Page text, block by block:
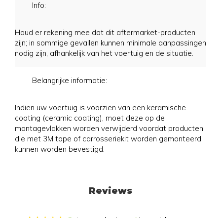
Info:
Houd er rekening mee dat dit aftermarket-producten
zijn; in sommige gevallen kunnen minimale aanpassingen
nodig zijn, afhankelijk van het voertuig en de situatie.
Belangrijke informatie:
Indien uw voertuig is voorzien van een keramische
coating (ceramic coating), moet deze op de
montagevlakken worden verwijderd voordat producten
die met 3M tape of carrosseriekit worden gemonteerd,
kunnen worden bevestigd.
Reviews